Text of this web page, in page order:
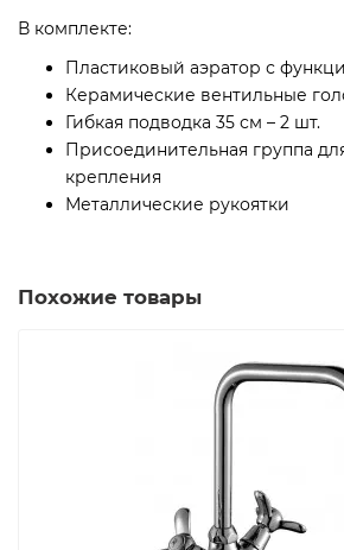
В комплекте:
Пластиковый аэратор с
Керамические вентильные
Гибкая подводка 35 см – 2 шт.
Присоединительная группа
крепления
Металлические рукоятки
Похожие товары